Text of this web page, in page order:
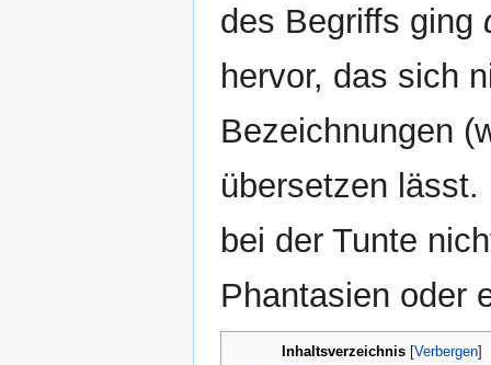
des Begriffs ging
hervor, das sich
Bezeichnungen
übersetzen
bei der Tunte
Phantasien oder
Inhaltsverzeichnis